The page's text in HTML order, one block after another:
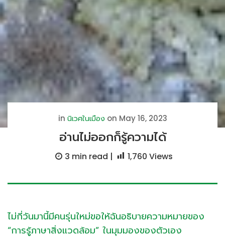
in นิเวศในเมือง on May 16, 2023
อ่านไม่ออกก็รู้ความได้
3 min read | 1,760 Views
ไม่กี่วันมานี้มีคนรุ่นใหม่ขอให้ฉันอธิบายความหมายของ
“การรู้ภาษาสิ่งแวดล้อม” ในมุมมองของตัวเอง